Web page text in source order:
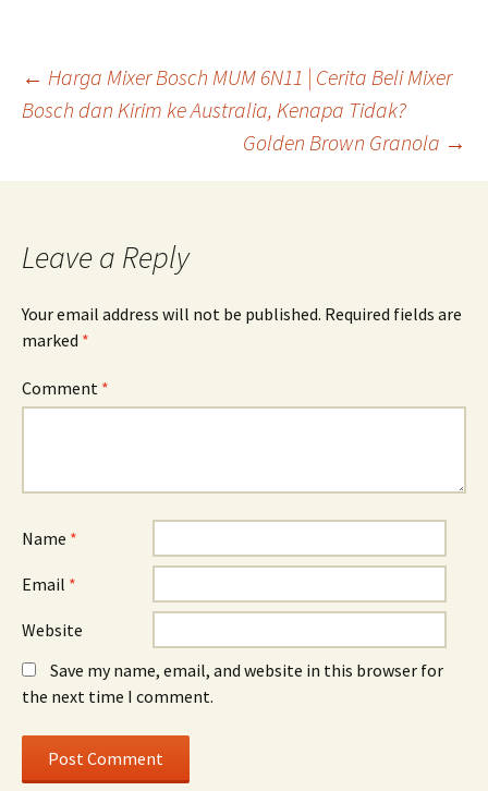
Post
navigation
← Harga Mixer Bosch MUM 6N11 | Cerita Beli Mixer
Bosch dan Kirim ke Australia, Kenapa Tidak?
Golden Brown Granola →
Leave a Reply
Your email address will not be published. Required fields are
marked *
Comment *
Name *
Email *
Website
Save my name, email, and website in this browser for
the next time I comment.